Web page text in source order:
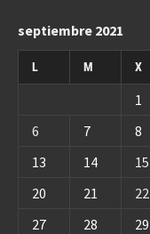
septiembre 2021
L M X
1
6
7 8
13
14 15
20
21 22
27
28 29